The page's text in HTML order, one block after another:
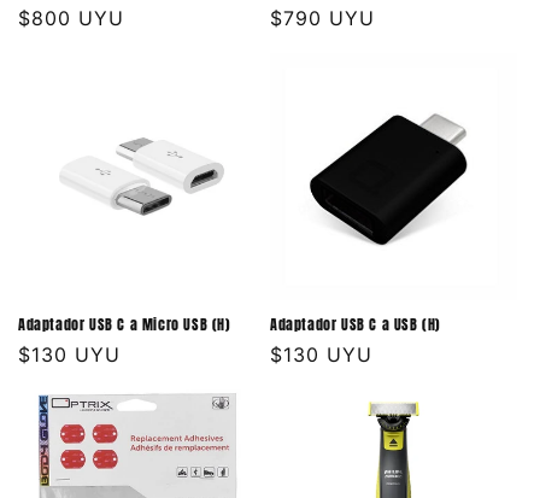
Precio
$800 UYU
Precio
$790 UYU
Adaptador USB C a Micro USB (H)
Precio
$130 UYU
Adaptador USB C a USB (H)
Precio
$130 UYU